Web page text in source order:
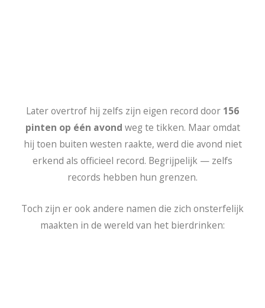
Later overtrof hij zelfs zijn eigen record door 156
pinten op één avond weg te tikken. Maar omdat
hij toen buiten westen raakte, werd die avond niet
erkend als officieel record. Begrijpelijk — zelfs
records hebben hun grenzen.
Toch zijn er ook andere namen die zich onsterfelijk
maakten in de wereld van het bierdrinken: